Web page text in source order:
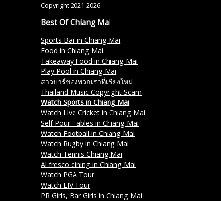
Copyright 2021-2026
Best Of Chiang Mai
Sports Bar in Chiang Mai
Food in Chiang Mai
Takeaway Food in Chiang Mai
Play Pool in Chiang Mai
สาวบาร์ของพวกเราที่เชียงใหม่
Thailand Music Copyright Scam
Watch Sports in Chiang Mai
Watch Live Cricket in Chiang Mai
Self Pour Tables in Chiang Mai
Watch Football in Chiang Mai
Watch Rugby in Chiang Mai
Watch Tennis Chiang Mai
Al fresco dining in Chiang Mai
Watch PGA Tour
Watch LIV Tour
PR Girls, Bar Girls in Chiang Mai